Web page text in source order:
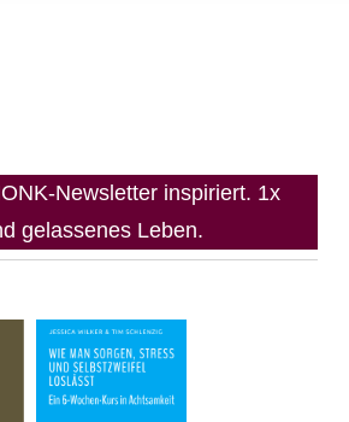
Newsletter inspiriert. 1x
gelassenes Leben.